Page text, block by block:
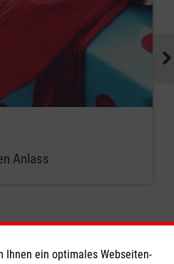
Anlass
Ihnen ein optimales Webseiten-